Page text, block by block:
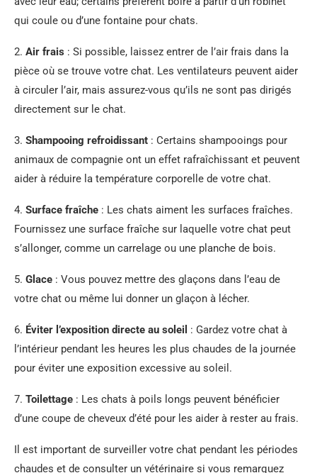
qui coule ou d’une fontaine pour chats.
2. Air frais : Si possible, laissez entrer de l’air frais dans la
pièce où se trouve votre chat. Les ventilateurs peuvent aider
à circuler l’air, mais assurez-vous qu’ils ne sont pas dirigés
directement sur le chat.
3. Shampooing refroidissant : Certains shampooings pour
animaux de compagnie ont un effet rafraîchissant et peuvent
aider à réduire la température corporelle de votre chat.
4. Surface fraîche : Les chats aiment les surfaces fraîches.
Fournissez une surface fraîche sur laquelle votre chat peut
s’allonger, comme un carrelage ou une planche de bois.
5. Glace : Vous pouvez mettre des glaçons dans l’eau de
votre chat ou même lui donner un glaçon à lécher.
6. Éviter l’exposition directe au soleil : Gardez votre chat à
l’intérieur pendant les heures les plus chaudes de la journée
pour éviter une exposition excessive au soleil.
7. Toilettage : Les chats à poils longs peuvent bénéficier
d’une coupe de cheveux d’été pour les aider à rester au frais.
Il est important de surveiller votre chat pendant les périodes
chaudes et de consulter un vétérinaire si vous remarquez